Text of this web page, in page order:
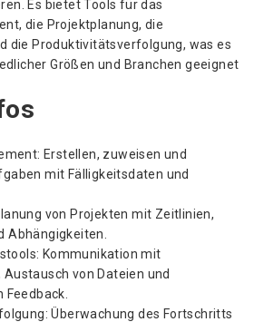
Es bietet Tools für das
die Projektplanung, die
die Produktivitätsverfolgung, was es
Größen und Branchen geeignet
Erstellen, zuweisen und
mit Fälligkeitsdaten und
von Projekten mit Zeitlinien,
Abhängigkeiten.
Kommunikation mit
von Dateien und
Überwachung des Fortschritts